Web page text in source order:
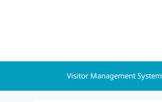
Visitor Management System